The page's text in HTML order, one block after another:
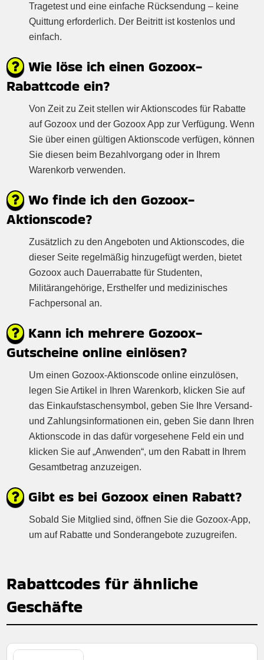
Tragetest und eine einfache Rücksendung – keine
Quittung erforderlich. Der Beitritt ist kostenlos und
einfach.
Wie löse ich einen Gozoox-
Rabattcode ein?
Von Zeit zu Zeit stellen wir Aktionscodes für Rabatte
auf Gozoox und der Gozoox App zur Verfügung. Wenn
Sie über einen gültigen Aktionscode verfügen, können
Sie diesen beim Bezahlvorgang oder in Ihrem
Warenkorb verwenden.
Wo finde ich den Gozoox-
Aktionscode?
Zusätzlich zu den Angeboten und Aktionscodes, die
dieser Seite regelmäßig hinzugefügt werden, bietet
Gozoox auch Dauerrabatte für Studenten,
Militärangehörige, Ersthelfer und medizinisches
Fachpersonal an.
Kann ich mehrere Gozoox-
Gutscheine online einlösen?
Um einen Gozoox-Aktionscode online einzulösen,
legen Sie Artikel in Ihren Warenkorb, klicken Sie auf
das Einkaufstaschensymbol, geben Sie Ihre Versand-
und Zahlungsinformationen ein, geben Sie dann Ihren
Aktionscode in das dafür vorgesehene Feld ein und
klicken Sie auf „Anwenden“, um den Rabatt in Ihrem
Gesamtbetrag anzuzeigen.
Gibt es bei Gozoox einen Rabatt?
Sobald Sie Mitglied sind, öffnen Sie die Gozoox-App,
um auf Rabatte und Sonderangebote zuzugreifen.
Rabattcodes für ähnliche
Geschäfte